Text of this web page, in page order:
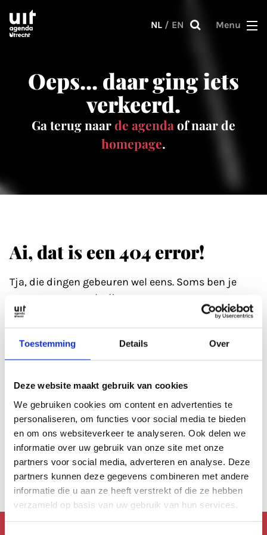
Toestemming Details Over
Deze website maakt gebruik van cookies
We gebruiken cookies om content en advertenties te
personaliseren, om functies voor social media te bieden
en om ons websiteverkeer te analyseren. Ook delen we
informatie over uw gebruik van onze site met onze
partners voor social media, adverteren en analyse. Deze
partners kunnen deze gegevens combineren met andere
informatie die u aan ze heeft verstrekt of die ze hebben
verzameld op basis van uw gebruik van hun services.
Skip to main content
NL / EN Menu
Oeps... daar ging iets
verkeerd.
Ga terug naarde agenda of naar de
homepage.
Ai, dat is een 404 error!
Tja, die dingen gebeuren wel eens. Soms ben je
gewoon even wat kwijt.
even een 'hickup'.
Anders kan je altijd even de zoekfunctie proberen?
Ofbekijk de agenda , die is altijd wel goed gevuld.
Of lees een artikel uitons archief.
Anders kan je altijd terug naar dehomepage.